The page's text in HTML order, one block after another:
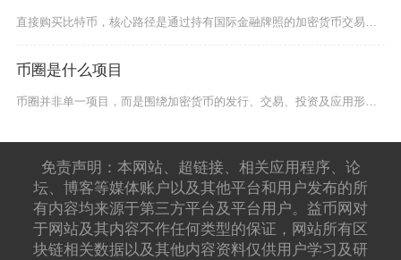
币圈是什么项目
币圈并非单一项目，而是围绕加密货币的发行、交易、投资及应用形成的全球性去中心化金融生态，核
免责声明：本网站、超链接、相关应用程序、论
坛、博客等媒体账户以及其他平台和用户发布的所
有内容均来源于第三方平台及平台用户。益币网对
于网站及其内容不作任何类型的保证，网站所有区
块链相关数据以及其他内容资料仅供用户学习及研